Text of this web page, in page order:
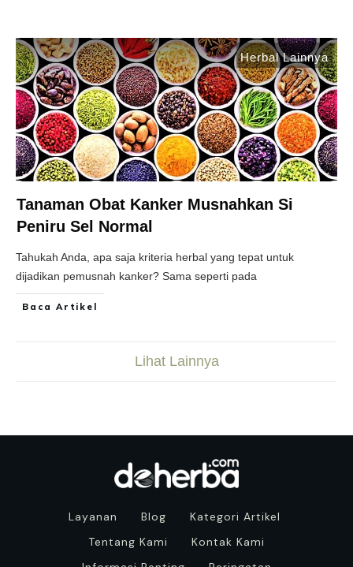
Herbal Lainnya
Tanaman Obat Kanker Musnahkan Si
Peniru Sel Normal
Tahukah Anda, apa saja kriteria herbal yang tepat untuk
dijadikan pemusnah kanker? Sama seperti pada
Baca Artikel
Lihat Lainnya
Layanan Blog
Kategori Artikel
Tentang Kami
Kontak Kami